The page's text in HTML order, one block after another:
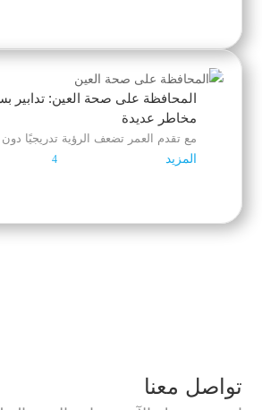
المحافظة على صحة العين: تدابير
مخاطر عديدة
مع تقدم العمر تضعف الرؤية تدريجيًا
المزيد 4
تواصل معنا